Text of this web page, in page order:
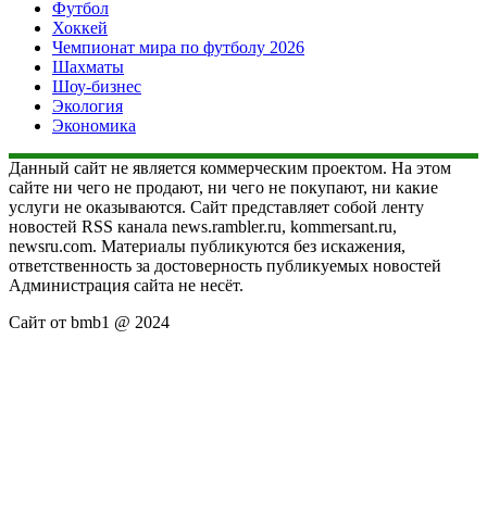
Футбол
Хоккей
Чемпионат мира по футболу 2026
Шахматы
Шоу-бизнес
Экология
Экономика
Данный сайт не является коммерческим проектом. На этом
сайте ни чего не продают, ни чего не покупают, ни какие
услуги не оказываются. Сайт представляет собой ленту
новостей RSS канала news.rambler.ru, kommersant.ru,
newsru.com. Материалы публикуются без искажения,
ответственность за достоверность публикуемых новостей
Администрация сайта не несёт.
Сайт от bmb1 @ 2024